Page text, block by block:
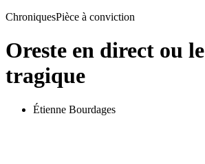
ChroniquesPièce à conviction
Oreste en direct ou le
tragique
Étienne Bourdages